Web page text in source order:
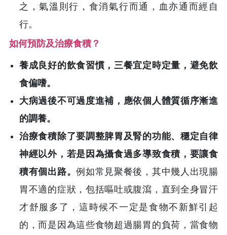
之，氣溫則行，食消氣行而通，血亦通而經自
行。
如何預防及治療食積？
養成良好的飲食習慣，三餐宜定時定量，避免飲
食偏嗜。
大病過後不可過度進補，應依個人體質循序漸進
的調養。
治療食積除了要調整脾胃及腎的功能、穩定自律
神經以外，若是因為攝食過多導致食積，要讓食
積有個出路。例如常見聚餐後，其中幾人出現腸
胃不適的症狀，包括嘔吐或腹瀉，直到全身冒汗
才舒服多了，這時候不一定是食物不新鮮引起
的，而是因為這些食物超過腸胃的負荷，當食物